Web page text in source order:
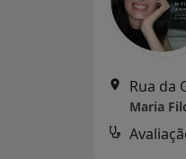
Rua da
Maria